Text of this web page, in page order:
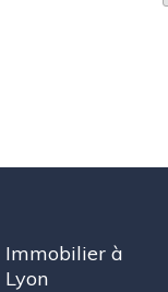
Immobilier à
Lyon